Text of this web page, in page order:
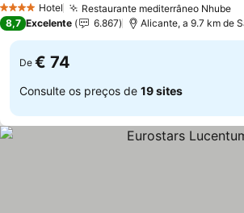
4 EstrelasHotel Restaurante mediterrâneo Nhube
8,7 Excelente 6.867 Alicante, a 9.7 km de
De € 74
Consulte os preços de 19 sites